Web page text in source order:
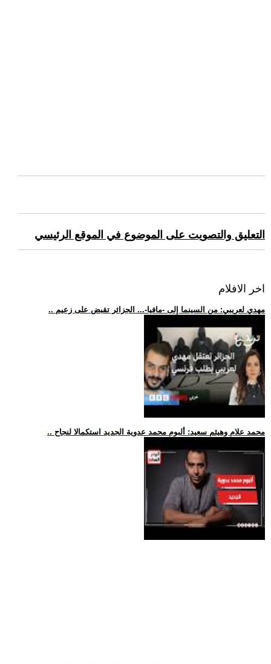
التعليق والتصويت على الموضوع في الموقع الرئيسي
اخر الافلام
.. مهدي لعريبي: من السينما إلى -مافيا-... الجزائر تقبض على زعيم
.. محمد علام وهيثم سعيد: ألبوم محمد عدوية الجديد استكمالا لنجاح